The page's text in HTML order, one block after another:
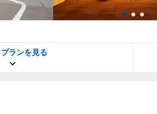
ランを見る